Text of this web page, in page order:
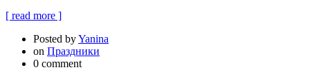
[ read more ]
Posted byYanina
on Праздники
0 comment